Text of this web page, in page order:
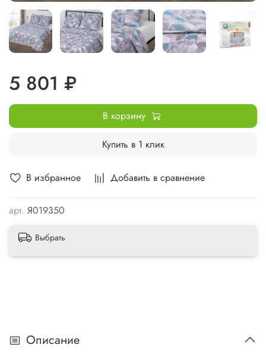
В избранное Добавить в сравнение
арт. Я019350
5 801 ₽
В корзину
Купить в 1 клик
Выбрать
Описание